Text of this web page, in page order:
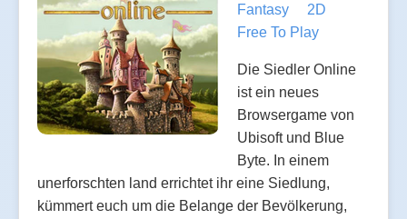
Fantasy
2D
Free To Play
Die Siedler Online
ist ein neues
Browsergame von
Ubisoft und Blue
Byte. In einem
unerforschten land errichtet ihr eine Siedlung,
kümmert euch um die Belange der Bevölkerung,